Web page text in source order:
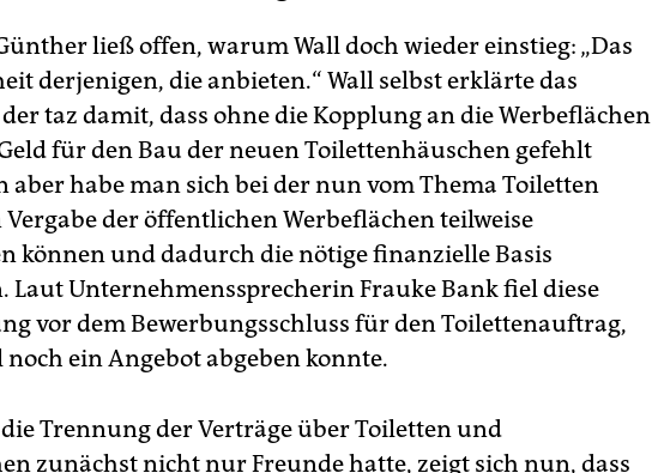
ließ offen, warum Wall doch wieder einstieg: „Das
derjenigen, die anbieten.“ Wall selbst erklärte das
taz damit, dass ohne die Kopplung an die Werbeflächen
für den Bau der neuen Toilettenhäuschen gefehlt
aber habe man sich bei der nun vom Thema Toiletten
der öffentlichen Werbeflächen teilweise
können und dadurch die nötige finanzielle Basis
Laut Unternehmenssprecherin Frauke Bank fiel diese
vor dem Bewerbungsschluss für den Toilettenauftrag,
noch ein Angebot abgeben konnte.
Trennung der Verträge über Toiletten und
zunächst nicht nur Freunde hatte, zeigt sich nun, dass